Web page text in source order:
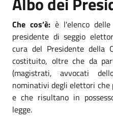
Che cos’è:è l'elenco delle
presidente di seggio
cura del Presidente della
costituito, oltre che da
(magistrati, avvocati
nominativi degli elettori che
e che risultano in
legge.